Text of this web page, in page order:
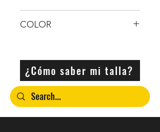
COLOR
¿Cómo saber mi talla?